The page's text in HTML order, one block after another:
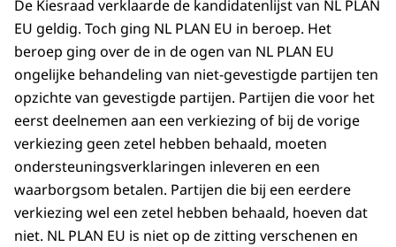
De Kiesraad verklaarde de kandidatenlijst van NL PLAN
EU geldig. Toch ging NL PLAN EU in beroep. Het
beroep ging over de in de ogen van NL PLAN EU
ongelijke behandeling van niet-gevestigde partijen ten
opzichte van gevestigde partijen. Partijen die voor het
eerst deelnemen aan een verkiezing of bij de vorige
verkiezing geen zetel hebben behaald, moeten
ondersteuningsverklaringen inleveren en een
waarborgsom betalen. Partijen die bij een eerdere
verkiezing wel een zetel hebben behaald, hoeven dat
niet. NL PLAN EU is niet op de zitting verschenen en